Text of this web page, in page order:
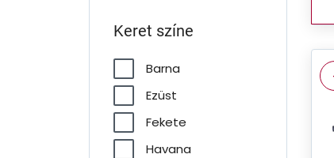
Keret színe
Barna
Ezüst
Fekete
Havana